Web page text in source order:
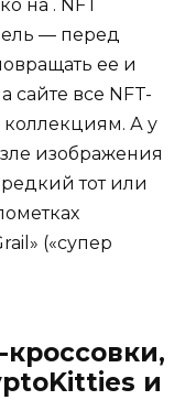
на . NFT
— перед
ее и
сайте все NFT-
коллекциям. А у
изображения
тот или
(«супер
и